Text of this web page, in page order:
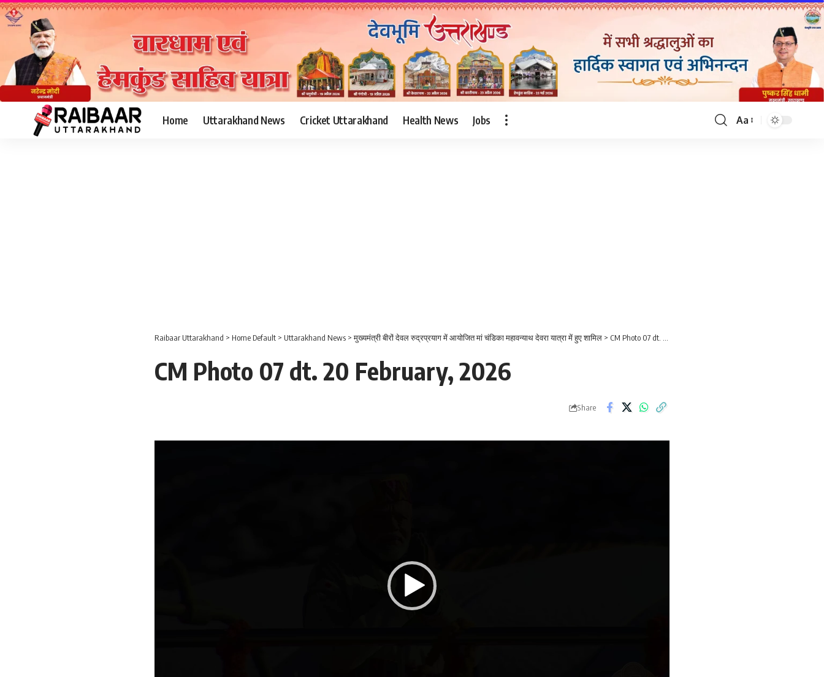
Home Uttarakhand News Cricket Uttarakhand Health News Jobs
Font
Aa
Raibaar Uttarakhand > Home Default > Uttarakhand News >मुख्यमंत्री बीरों देवल रुद्रप्रयाग में आयोजित मां चंडिका महावन्याथ देवरा यात्रा में हुए शामिल > CM Photo 07 dt. 20 February, 2026
CM Photo 07 dt. 20 February, 2026
Share